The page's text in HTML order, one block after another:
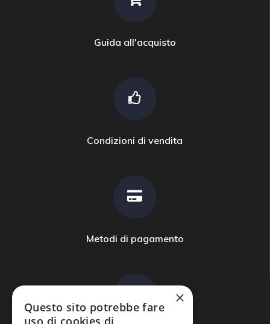
Guida all'acquisto
Condizioni di vendita
Metodi di pagamento
×
Questo sito potrebbe fare
uso di cookies di